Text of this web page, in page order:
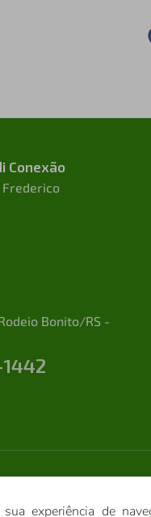
experiência de
Conexão
Frederico
Bonito/RS -